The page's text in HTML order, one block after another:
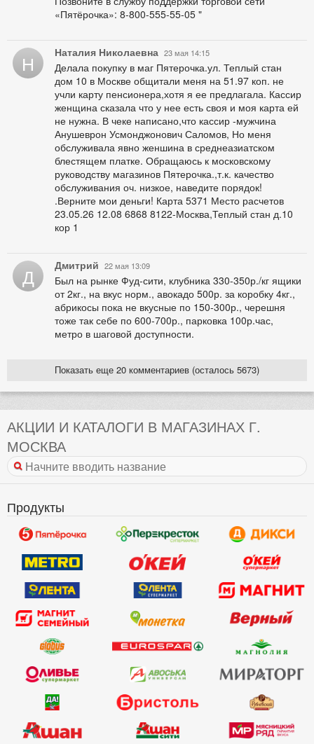
«Пятёрочка»: 8-800-555-55-05 "
Н Наталия Николаевна 23 мая 14:15
Делала покупку в маг Пятерочка.ул. Теплый стан
дом 10 в Москве общитали меня на 51.97 коп. не
учли карту пенсионера,хотя я ее предлагала. Кассир
женщина сказала что у нее есть своя и моя карта ей
не нужна. В чеке написано,что кассир -мужчина
Анушеврон Усмонджонович Саломов, Но меня
обслуживала явно женшина в среднеазиатском
блестящем платке. Обращаюсь к московскому
руководству магазинов Пятерочка.,т.к. качество
обслуживания оч. низкое, наведите порядок!
.Верните мои деньги! Карта 5371 Место расчетов
23.05.26 12.08 6868 8122-Москва,Теплый стан д.10
кор 1
Д Дмитрий 22 мая 13:09
Был на рынке Фуд-сити, клубника 330-350р./кг ящики
от 2кг., на вкус норм., авокадо 500р. за коробку 4кг.,
абрикосы пока не вкусные по 150-300р., черешня
тоже так себе по 600-700р., парковка 100р.час,
метро в шаговой доступности.
Показать еще 20 комментариев (осталось 5673)
АКЦИИ И КАТАЛОГИ В МАГАЗИНАХ Г.
МОСКВА
Продукты